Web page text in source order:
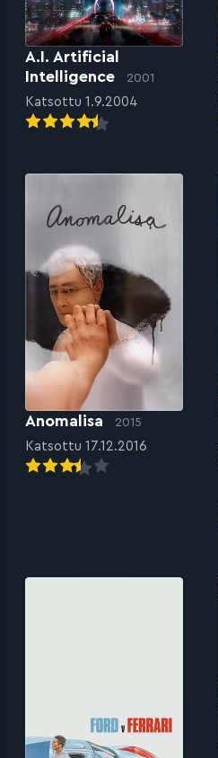
A.I. Artificial
Intelligence
2001
Katsottu 1.9.2004
Anomalisa 2015
Katsottu 17.12.2016